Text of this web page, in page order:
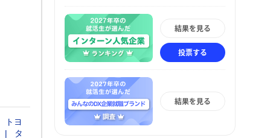
トヨ
タ
結果を見る
投票する
結果を見る